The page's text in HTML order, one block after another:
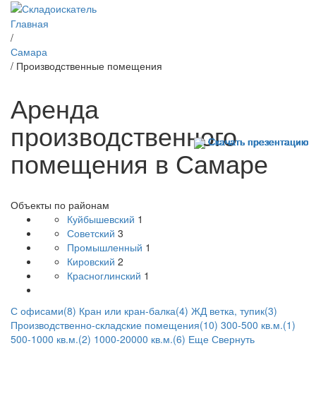
Главная
/
Самара
/ Производственные помещения
Аренда
производственного
помещения в Самаре
Объекты по районам
Куйбышевский 1
Советский 3
Промышленный 1
Кировский 2
Красноглинский 1
С офисами(8) Кран или кран-балка(4) ЖД ветка, тупик(3)
Производственно-складские помещения(10) 300-500 кв.м.(1)
500-1000 кв.м.(2) 1000-20000 кв.м.(6) Еще Свернуть
Скачать презентацию
Скачать презентацию
Скачать презентацию
Скачать презентацию
Скачать презентацию
Скачать презентацию
Скачать презентацию
Скачать презентацию
Скачать презентацию
Скачать презентацию